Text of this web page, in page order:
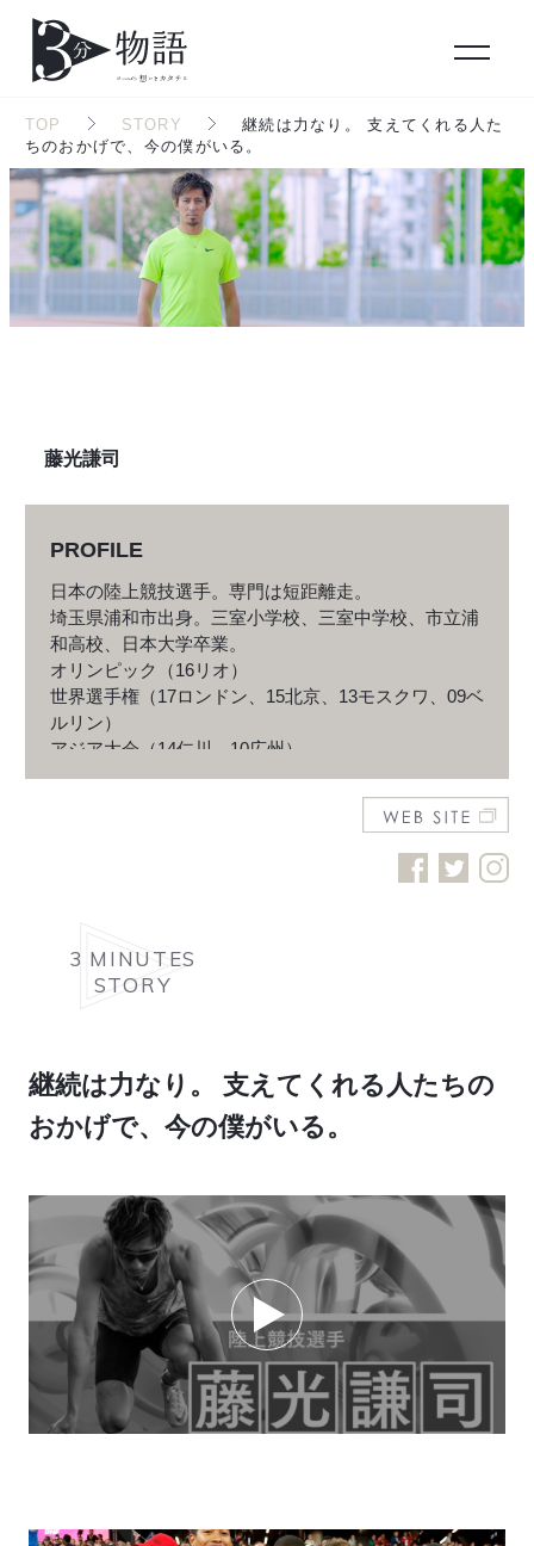
TOP STORY
継続は力なり。 支えてくれる人た
ちのおかげで、今の僕がいる。
藤光謙司
PROFILE
日本の陸上競技選手。専門は短距離走。
埼玉県浦和市出身。三室小学校、三室中学校、市立浦
和高校、日本大学卒業。
オリンピック（16リオ）
世界選手権（17ロンドン、15北京、13モスクワ、09ベ
ルリン）
アジア大会（14仁川、10広州）
3 MINUTES
STORY
継続は力なり。 支えてくれる人たちの
おかげで、今の僕がいる。